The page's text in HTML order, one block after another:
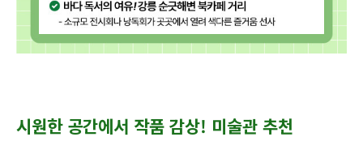
시원한 공간에서 작품 감상! 미술관 추천